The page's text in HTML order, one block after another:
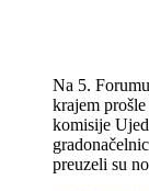
Na 5.
krajem
komisije
preuzeli su